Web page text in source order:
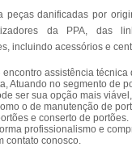
peças danificadas por
da PPA, das
incluindo acessórios e
assistência técnica
Atuando no segmento de
ser sua opção mais
o de manutenção de
e conserto de portões.
profissionalismo e
contato conosco.